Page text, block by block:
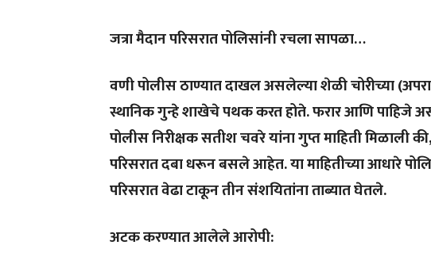
जत्रा मैदान परिसरात पोलिसांनी रचला सापळा…
वणी पोलीस ठाण्यात दाखल असलेल्या शेळी चोरीच्या
स्थानिक गुन्हे शाखेचे पथक करत होते. फरार आणि पाहिजे
पोलीस निरीक्षक सतीश चवरे यांना गुप्त माहिती मिळाली
परिसरात दबा धरून बसले आहेत. या माहितीच्या आधारे
परिसरात वेढा टाकून तीन संशयितांना ताब्यात घेतले.
अटक करण्यात आलेले आरोपी: